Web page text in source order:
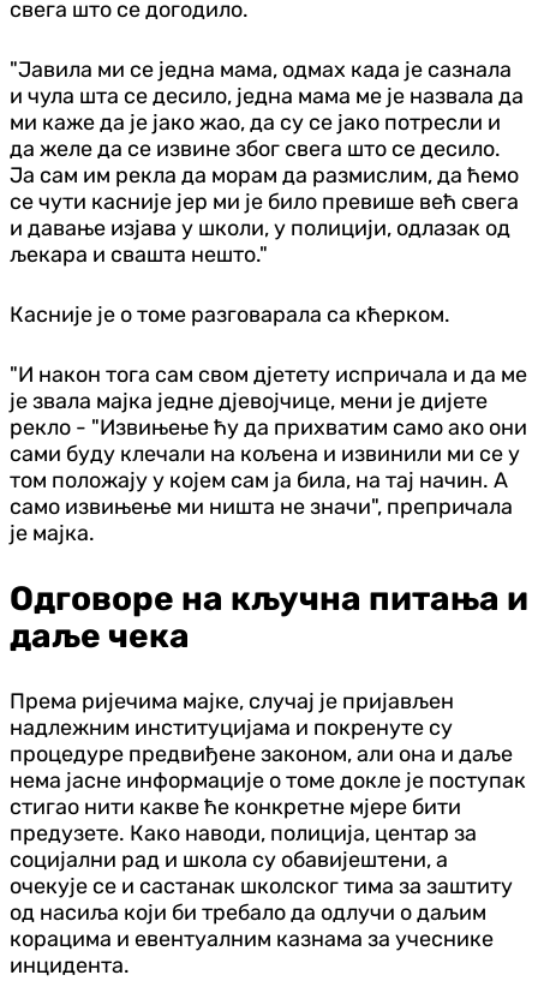
свега што се догодило.
"Јавила ми се једна мама, одмах када је сазнала
и чула шта се десило, једна мама ме је назвала да
ми каже да је јако жао, да су се јако потресли и
да желе да се извине због свега што се десило.
Ја сам им рекла да морам да размислим, да ћемо
се чути касније јер ми је било превише већ свега
и давање изјава у школи, у полицији, одлазак од
љекара и свашта нешто."
Касније је о томе разговарала са кћерком.
"И након тога сам свом дјетету испричала и да ме
је звала мајка једне дјевојчице, мени је дијете
рекло - "Извињење ћу да прихватим само ако они
сами буду клечали на кољена и извинили ми се у
том положају у којем сам ја била, на тај начин. А
само извињење ми ништа не значи", препричала
је мајка.
Одговоре на кључна питања и
даље чека
Према ријечима мајке, случај је пријављен
надлежним институцијама и покренуте су
процедуре предвиђене законом, али она и даље
нема јасне информације о томе докле је поступак
стигао нити какве ће конкретне мјере бити
предузете. Како наводи, полиција, центар за
социјални рад и школа су обавијештени, а
очекује се и састанак школског тима за заштиту
од насиља који би требало да одлучи о даљим
корацима и евентуалним казнама за учеснике
инцидента.